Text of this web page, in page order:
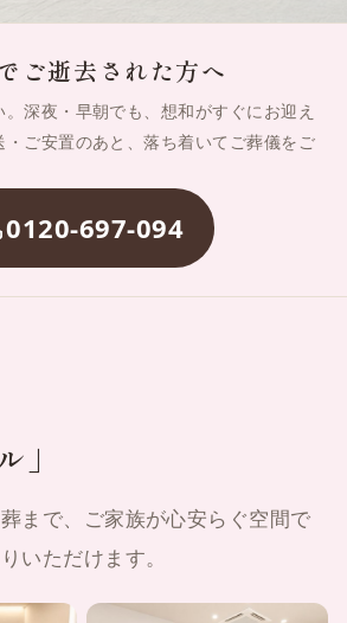
ご逝去された方へ
深夜・早朝でも、想和がすぐにお迎え
ご安置のあと、落ち着いてご葬儀をご
0120-697-094
」
まで、ご家族が心安らぐ空間で
いただけます。